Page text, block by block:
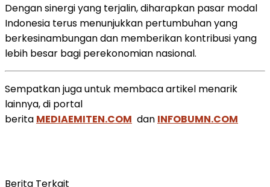
Dengan sinergi yang terjalin, diharapkan pasar modal
Indonesia terus menunjukkan pertumbuhan yang
berkesinambungan dan memberikan kontribusi yang
lebih besar bagi perekonomian nasional.
Sempatkan juga untuk membaca artikel menarik
lainnya, di portal
berita MEDIAEMITEN.COM dan INFOBUMN.COM
Berita Terkait